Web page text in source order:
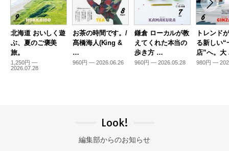
北海道 おいしく遊
ぶ、夏のご褒美
旅。
1,250円 —
2026.07.28
お茶の時間です。/
髙橋海人(King &
…
960円 — 2026.06.26
鎌倉 ローカルが教
えてくれた本当の
歩き方 …
960円 — 2026.05.28
トレンド
る新しい“
店”へ。
980円 —
Look!
編集部からのお知らせ